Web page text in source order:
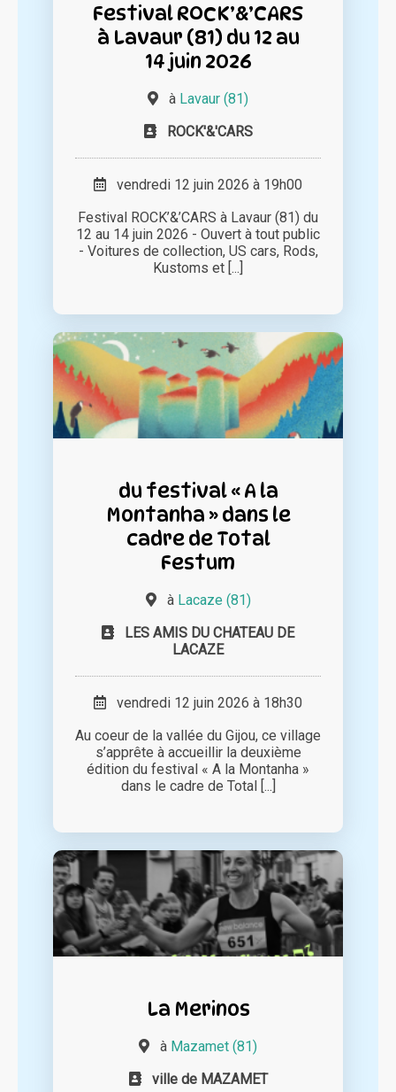
Festival ROCK’&’CARS
à Lavaur (81) du 12 au
14 juin 2026
à Lavaur (81)
ROCK'&'CARS
vendredi 12 juin 2026 à 19h00
Festival ROCK’&’CARS à Lavaur (81) du
12 au 14 juin 2026 - Ouvert à tout public
- Voitures de collection, US cars, Rods,
Kustoms et [...]
du festival « A la
Montanha » dans le
cadre de Total
Festum
à Lacaze (81)
LES AMIS DU CHATEAU DE
LACAZE
vendredi 12 juin 2026 à 18h30
Au coeur de la vallée du Gijou, ce village
s’apprête à accueillir la deuxième
édition du festival « A la Montanha »
dans le cadre de Total [...]
La Merinos
à Mazamet (81)
ville de MAZAMET